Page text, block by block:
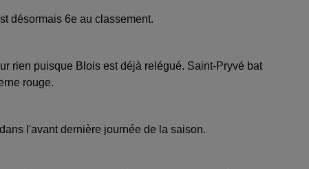
désormais 6e au classement.
rien puisque Blois est déjà relégué. Saint-Pryvé bat
rouge.
l'avant dernière journée de la saison.